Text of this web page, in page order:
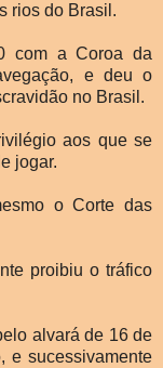
rios do Brasil.
com a Coroa da
e deu o
no Brasil.
aos que se
jogar.
o Corte das
proibiu o tráfico
alvará de 16 de
e sucessivamente